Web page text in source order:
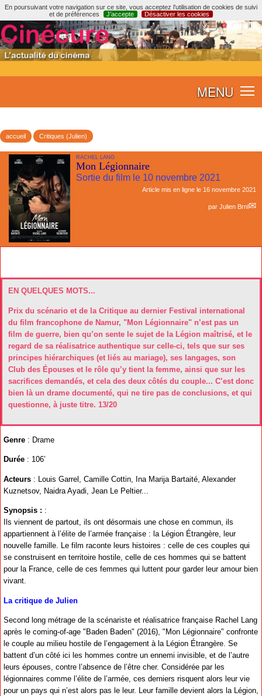
En poursuivant votre navigation sur ce site, vous acceptez l’utilisation de cookies de suivi
et de préférences
J’accepte Désactiver les cookies
MENU
accueil Critiques (Julien)
RACHEL LANG
Mon Légionnaire
Sortie du film le 10 novembre 2021
Article mis en ligne le 16 novembre 2021
par Julien Brnl
EN QUELQUES MOTS...
Prix du scénario et de la Critique au dernier Festival international
du film francophone de Namur, "Mon Légionnaire" n’est pas un
film de guerre, bien qu’on sente le sujet de la Légion maîtrisé, et le
regard de sa réalisatrice authentique sur celle-ci, tels que sur ses
principes hiérarchiques (et liés au mariage), ses langages, son
Club des Épouses et le rôle qu’y tient la femme, ainsi que sur les
sacrifices demandés, et cela des deux côtés du couple... C’est donc
bien là un drame documenté, qui ne tire pas de conclusions, et qui
questionne, à juste titre. 13/20
Genre : Drame
Durée : 106’
Acteurs : Louis Garrel, Camille Cottin, Ina Marija Bartaité, Alexander
Kuznetsov, Naidra Ayadi, Jean Le Peltier...
Synopsis : :
Ils viennent de partout, ils ont désormais une chose en commun, ils
appartiennent à l’élite de l’armée française : la Légion Étrangère, leur
nouvelle famille. Le film raconte leurs histoires : celle de ces couples qui
se construisent en territoire hostile, celle de ces hommes qui se battent
pour la France, celle de ces femmes qui luttent pour garder leur amour bien
vivant.
La critique de Julien
Second long métrage de la scénariste et réalisatrice française Rachel Lang
après le coming-of-age "Baden Baden" (2016), "Mon Légionnaire" confronte
le couple au milieu hostile de l’engagement à la Légion Étrangère. Se
battent d’un côté ici les hommes contre un ennemi invisible, et de l’autre
leurs épouses, contre l’absence de l’être cher. Considérée par les
légionnaires comme l’élite de l’armée, ces derniers risquent alors leur vie
pour un pays qui n’est alors pas le leur. Leur famille devient alors la Légion,